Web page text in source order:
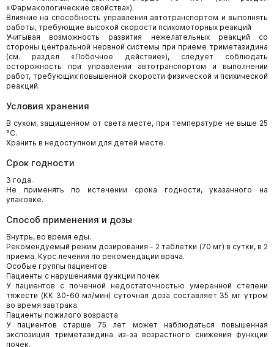
«Фармакологические свойства»).
Влияние на способность управления автотранспортом и выполнять
работы, требующие высокой скорости психомоторных реакций
Учитывая возможность развития нежелательных реакций со
стороны центральной нервной системы при приеме триметазидина
(см. раздел «Побочное действие»), следует соблюдать
осторожность при управлении автотранспортом и выполнении
работ, требующих повышенной скорости физической и психической
реакций.
Условия хранения
В сухом, защищенном от света месте, при температуре не выше 25
°С.
Хранить в недоступном для детей месте.
Срок годности
3 года.
Не применять по истечении срока годности, указанного на
упаковке.
Способ применения и дозы
Внутрь, во время еды.
Рекомендуемый режим дозирования - 2 таблетки (70 мг) в сутки, в 2
приема. Курс лечения по рекомендации врача.
Особые группы пациентов
Пациенты с нарушениями функции почек
У пациентов с почечной недостаточностью умеренной степени
тяжести (КК 30-60 мл/мин) суточная доза составляет 35 мг утром
во время завтрака.
Пациенты пожилого возраста
У пациентов старше 75 лет может наблюдаться повышенная
экспозиция триметазидина из-за возрастного снижения функции
почек.